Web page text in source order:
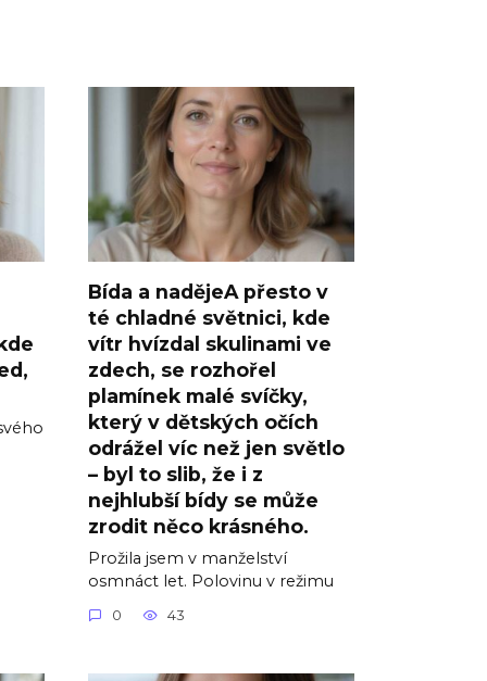
Bída a nadějeA přesto v
té chladné světnici, kde
vítr hvízdal skulinami ve
zdech, se rozhořel
plamínek malé svíčky,
který v dětských očích
odrážel víc než jen světlo
– byl to slib, že i z
nejhlubší bídy se může
zrodit něco krásného.
Prožila jsem v manželství
osmnáct let. Polovinu v režimu
0 43